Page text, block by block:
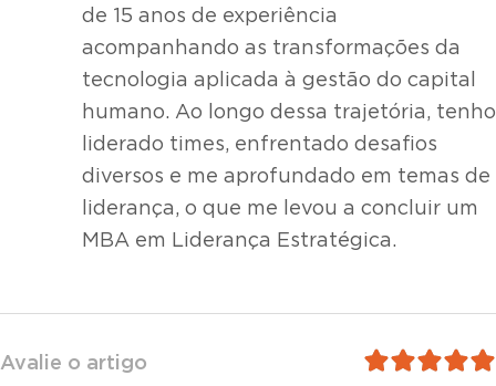
de 15 anos de experiência
acompanhando as transformações da
tecnologia aplicada à gestão do capital
humano. Ao longo dessa trajetória, tenho
liderado times, enfrentado desafios
diversos e me aprofundado em temas de
liderança, o que me levou a concluir um
MBA em Liderança Estratégica.
Avalie o artigo